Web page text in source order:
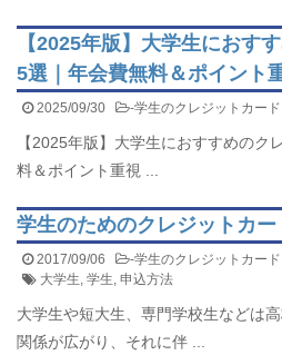
【2025年版】大学生におす
5選｜年会費無料＆ポイント
2025/09/30 -学生のクレジットカード
【2025年版】大学生におすすめのク
料＆ポイント重視 ...
学生のためのクレジットカ
2017/09/06 -学生のクレジットカード
大学生, 学生, 申込方法
大学生や短大生、専門学校生などは
関係が広がり、それに伴 ...